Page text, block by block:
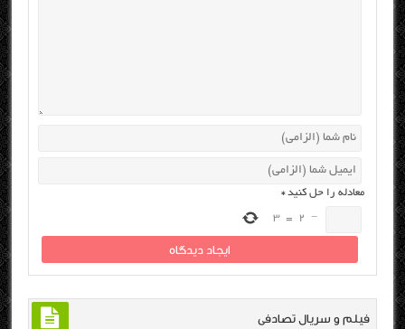
معادله را حل کنید*
−
2
=
3
فیلم و سریال تصادفی